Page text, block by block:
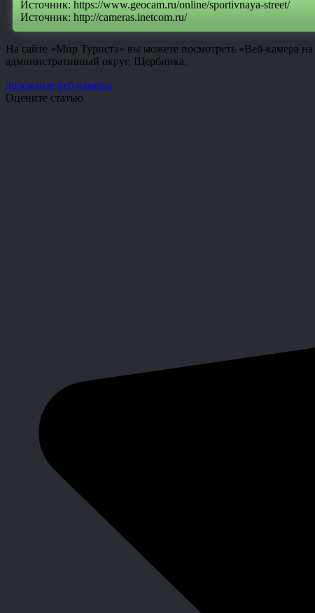
Источник: https://www.geocam.ru/online/sportivnaya-street/
Источник: http://cameras.inetcom.ru/
На сайте «Мир Туриста» вы можете посмотреть «Веб-камера
административный округ, Щербинка.
дорожные веб-камеры
Оцените статью